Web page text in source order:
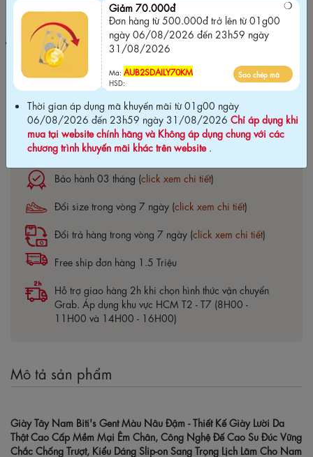
HSD:
Thời gian áp dụng mã khuyến mãi từ 01g00 ngày 06/08/2026
đến 23h59 ngày 31/08/2026Chỉ áp dụng khi mua tại website
chính hãng và Không áp dụng chung với các chương trình khuyến
mãi khác trên website.
Cam kết chính hãng Biti's100%
Bảo hành 03 tháng (click xem chi tiết)
Đổi size trong vòng 7 ngày (click xem chi tiết)
Đổi trả hàng trong vòng 7 ngày (click xem chi tiết)
Free ship đơn hàng 1.5 Triệu
Hỗ trợ giao hàng 2h khi chọn hình thức vận chuyển
Grab. Áp dụng khu vực HCM T2 - T7 (8H00 -
11H00 và 14H00 - 16H00)
Mô tả sản phẩm
Giày Tây Nam Biti's Gent Màu Nâu Đậm - Thiết Kế Giày Lười Da
Thật Cao Cấp Mềm Mại Êm Chân, Công Nghệ Đế Cao Su Đúc Vững
Chắc Chống Trượt, Kiểu Dáng Slip-on Sang Trọng Lịch Lãm Cho Nam
Giảm 70.000đ
Đơn hàng từ 500.000đ trở lên từ 01g00
ngày 06/08/2026 đến 23h59 ngày
31/08/2026
Mã: AUB2SDAILY70KM
HSD:
Sao chép mã
Thời gian áp dụng mã khuyến mãi từ 01g00 ngày
06/08/2026 đến 23h59 ngày 31/08/2026 Chỉ áp dụng khi
mua tại website chính hãng và Không áp dụng chung với các
chương trình khuyến mãi khác trên website